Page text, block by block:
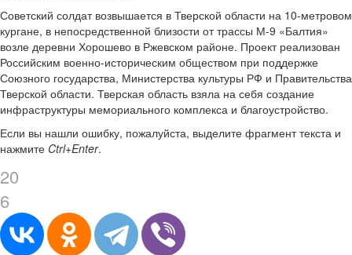
Советский солдат возвышается в Тверской области на 10-метровом
кургане, в непосредственной близости от трассы М-9 «Балтия»
возле деревни Хорошево в Ржевском районе. Проект реализован
Российским военно-историческим обществом при поддержке
Союзного государства, Министерства культуры РФ и Правительства
Тверской области. Тверская область взяла на себя создание
инфраструктуры мемориального комплекса и благоустройство.
Если вы нашли ошибку, пожалуйста, выделите фрагмент текста и
нажмите Ctrl+Enter.
20
6